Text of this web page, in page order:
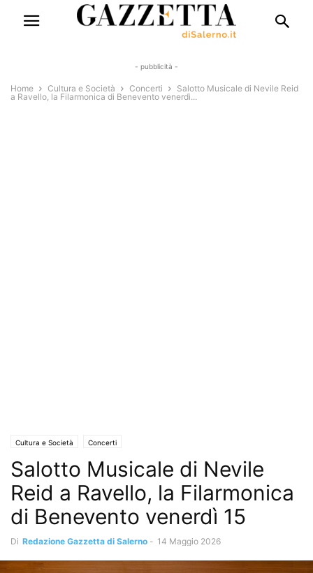
- pubblicità -
Home Cultura e Società Concerti
Salotto Musicale di Nevile Reid
a Ravello, la Filarmonica di Benevento venerdì...
Cultura e Società Concerti
Salotto Musicale di Nevile
Reid a Ravello, la Filarmonica
di Benevento venerdì 15
Di Redazione Gazzetta di Salerno - 14 Maggio 2026